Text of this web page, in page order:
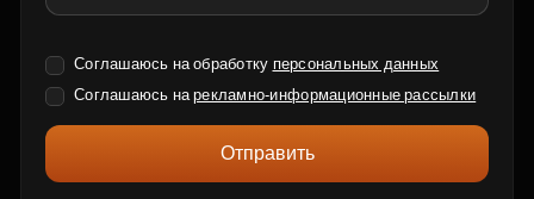
Соглашаюсь на обработку персональных данных
Соглашаюсь нарекламно-информационные рассылки
Отправить